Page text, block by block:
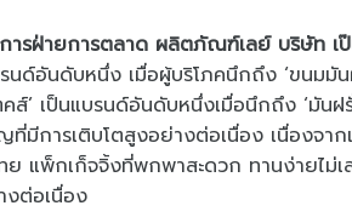
ฝ่ายการตลาด ผลิตภัณฑ์เลย์ บริษัท เป๊
รนด์อันดับหนึ่ง เมื่อผู้บริโภคนึกถึง ‘ขนม
ส์’ เป็นแบรนด์อันดับหนึ่งเมื่อนึกถึง ‘มัน
มีการเติบโตสูงอย่างต่อเนื่อง เนื่องจา
แพ็กเก็จจิ้งที่พกพาสะดวก ทานง่ายไม่เ
ต่อเนื่อง